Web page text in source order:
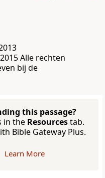
Alle rechten
bij de
this passage?
in the Resourcestab.
Bible Gateway Plus.
Learn More